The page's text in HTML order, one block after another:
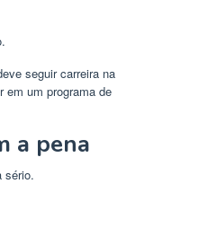
seguir carreira na
em um programa de
a pena
sério.